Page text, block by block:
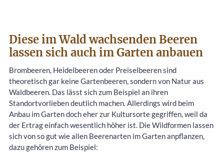
Diese im Wald wachsenden Beeren
lassen sich auch im Garten anbauen
Brombeeren, Heidelbeeren oder Preiselbeeren sind
theoretisch gar keine Gartenbeeren, sondern von Natur aus
Waldbeeren. Das lässt sich zum Beispiel an ihren
Standortvorlieben deutlich machen. Allerdings wird beim
Anbau im Garten doch eher zur Kultursorte gegriffen, weil da
der Ertrag einfach wesentlich höher ist. Die Wildformen lassen
sich von so gut wie allen Beerenarten im Garten anpflanzen,
dazu gehören zum Beispiel: